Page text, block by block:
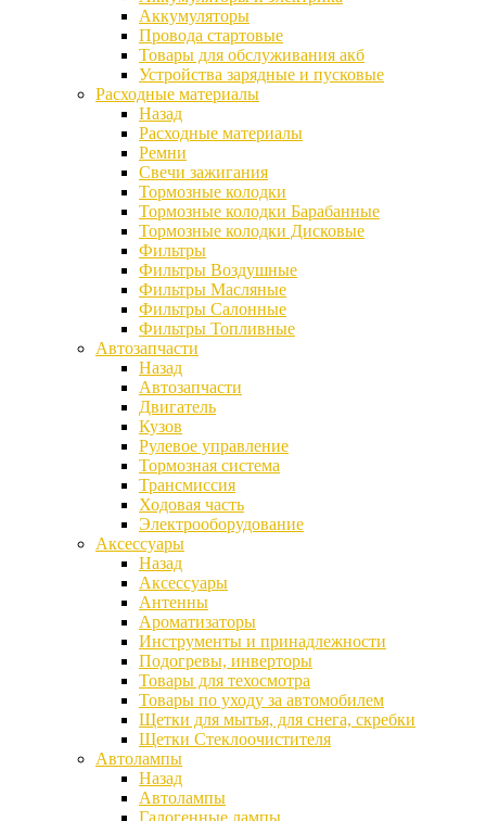
Аккумуляторы
Провода стартовые
Товары для обслуживания акб
Устройства зарядные и пусковые
Расходные материалы
Назад
Расходные материалы
Ремни
Свечи зажигания
Тормозные колодки
Тормозные колодки Барабанные
Тормозные колодки Дисковые
Фильтры
Фильтры Воздушные
Фильтры Масляные
Фильтры Салонные
Фильтры Топливные
Автозапчасти
Назад
Автозапчасти
Двигатель
Кузов
Рулевое управление
Тормозная система
Трансмиссия
Ходовая часть
Электрооборудование
Аксессуары
Назад
Аксессуары
Антенны
Ароматизаторы
Инструменты и принадлежности
Подогревы, инверторы
Товары для техосмотра
Товары по уходу за автомобилем
Щетки для мытья, для снега, скребки
Щетки Стеклоочистителя
Автолампы
Назад
Автолампы
Галогенные лампы